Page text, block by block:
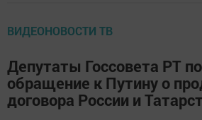
ВИДЕОНОВОСТИ ТВ
Депутаты Госсовета РТ
обращение к Путину о
договора России и